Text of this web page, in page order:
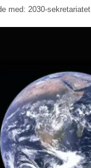
med: 2030-sekretariatet